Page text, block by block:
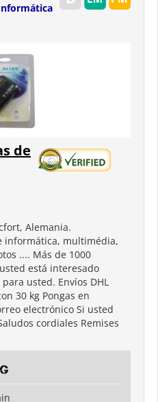
de
Alemania.
informática, multimédia,
.... Más de 1000
está interesado
usted. Envíos DHL
30 kg Pongas en
electrónico Si usted
cordiales Remises